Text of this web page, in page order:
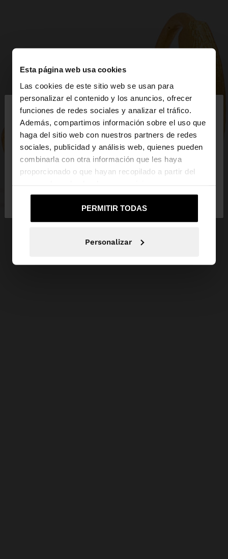
Esta página web usa cookies
Las cookies de este sitio web se usan para
personalizar el contenido y los anuncios, ofrecer
funciones de redes sociales y analizar el tráfico.
Además, compartimos información sobre el uso que
haga del sitio web con nuestros partners de redes
sociales, publicidad y análisis web, quienes pueden
combinarla con otra información que les haya
proporcionado o que hayan recopilado a partir del
PERMITIR TODAS
Personalizar
hola
Estás accediendo a la web de Guatemala. ¿Quieres
ir a la web de United States?